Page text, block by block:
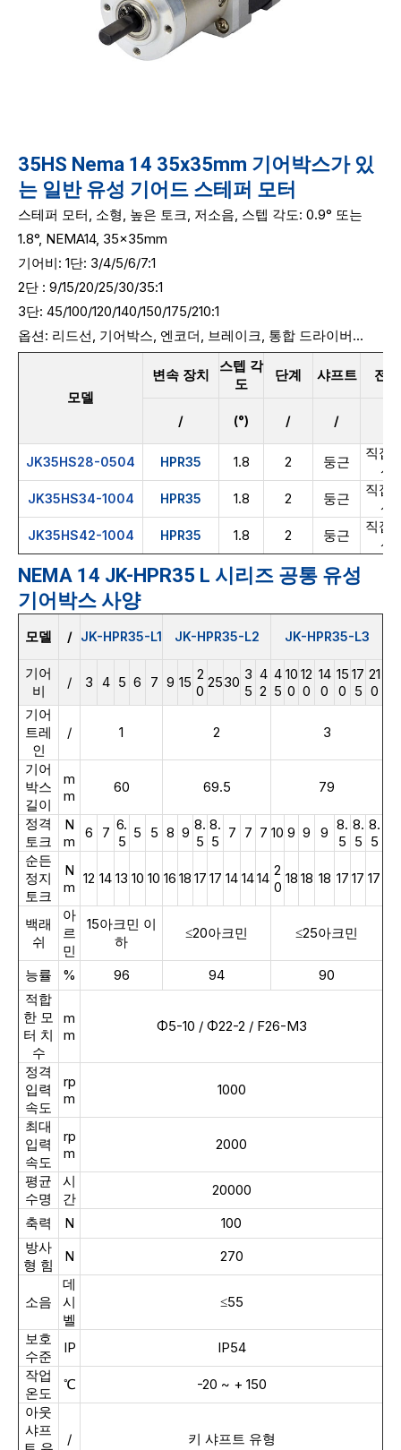
35HS Nema 14 35x35mm 기어박스가 있
는 일반 유성 기어드 스테퍼 모터
스테퍼 모터, 소형, 높은 토크, 저소음, 스텝 각도: 0.9° 또는
1.8°, NEMA14, 35x35mm
기어비: 1단: 3/4/5/6/7:1
2단 : 9/15/20/25/30/35:1
3단: 45/100/120/140/150/175/210:1
옵션: 리드선, 기어박스, 엔코더, 브레이크, 통합 드라이버...
모델
변속 장치
스텝 각
도
단계 샤프트 전선
/ (°) / /
JK35HS28-0504 HPR35 1.8 2 둥근
직접
선
JK35HS34-1004 HPR35 1.8 2 둥근
직접
선
JK35HS42-1004 HPR35 1.8 2 둥근
직접
선
NEMA 14 JK-HPR35 L 시리즈 공통 유성
기어박스 사양
모델 / JK-HPR35-L1 JK-HPR35-L2 JK-HPR35-L3
기어
비
/ 3 4 5 6 7 9 15 2
0
2530 3
5
4
2
4
5
10
0
12
0
14
0
15
0
17
5
21
0
기어
트레
인
/ 1 2 3
기어
박스
길이
m
m
60 69.5 79
정격
토크
N
m
6 7 6.
5
5 5 8 9 8.
5
8.
5
7 7 7 10 9 9 9 8.
5
8.
5
8.
5
순든
정지
토크
N
m
12 14 13 10 10 16 18 17 17 14 1414 2
0
18 18 18 17 17 17
백래
쉬
아
르
민
15아크민 이
하
≤20아크민 ≤25아크민
능률 % 96 94
90
적합
한 모
터 치
수
m
m
Φ5-10 / Φ22-2 / F26-M3
정격
입력
속도
rp
m
1000
최대
입력
속도
rp
m
2000
평균
수명
시
간
20000
축력
N
100
방사
형 힘
N 270
소음
데
시
벨
≤55
보호
수준
IP
IP54
작업
온도
℃
-20 ~ + 150
아웃
샤프
/ 키 샤프트 유형